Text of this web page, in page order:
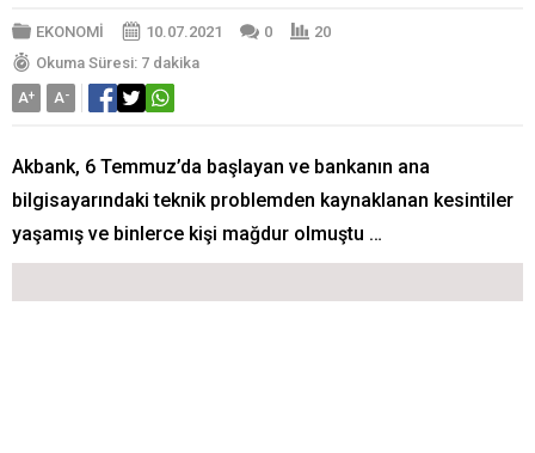
EKONOMİ 10.07.2021 0
20
Okuma Süresi: 7 dakika
A+ A-
Akbank, 6 Temmuz’da başlayan ve bankanın ana
bilgisayarındaki teknik problemden kaynaklanan kesintiler
yaşamış ve binlerce kişi mağdur olmuştu …